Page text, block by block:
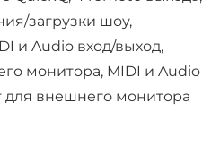
загрузки шоу,
и Audio вход/выход,
монитора, MIDI и Audio
для внешнего монитора